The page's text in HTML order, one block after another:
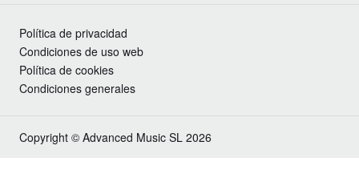
Política de privacidad
Condiciones de uso web
Política de cookies
Condiciones generales
Copyright © Advanced Music SL 2026